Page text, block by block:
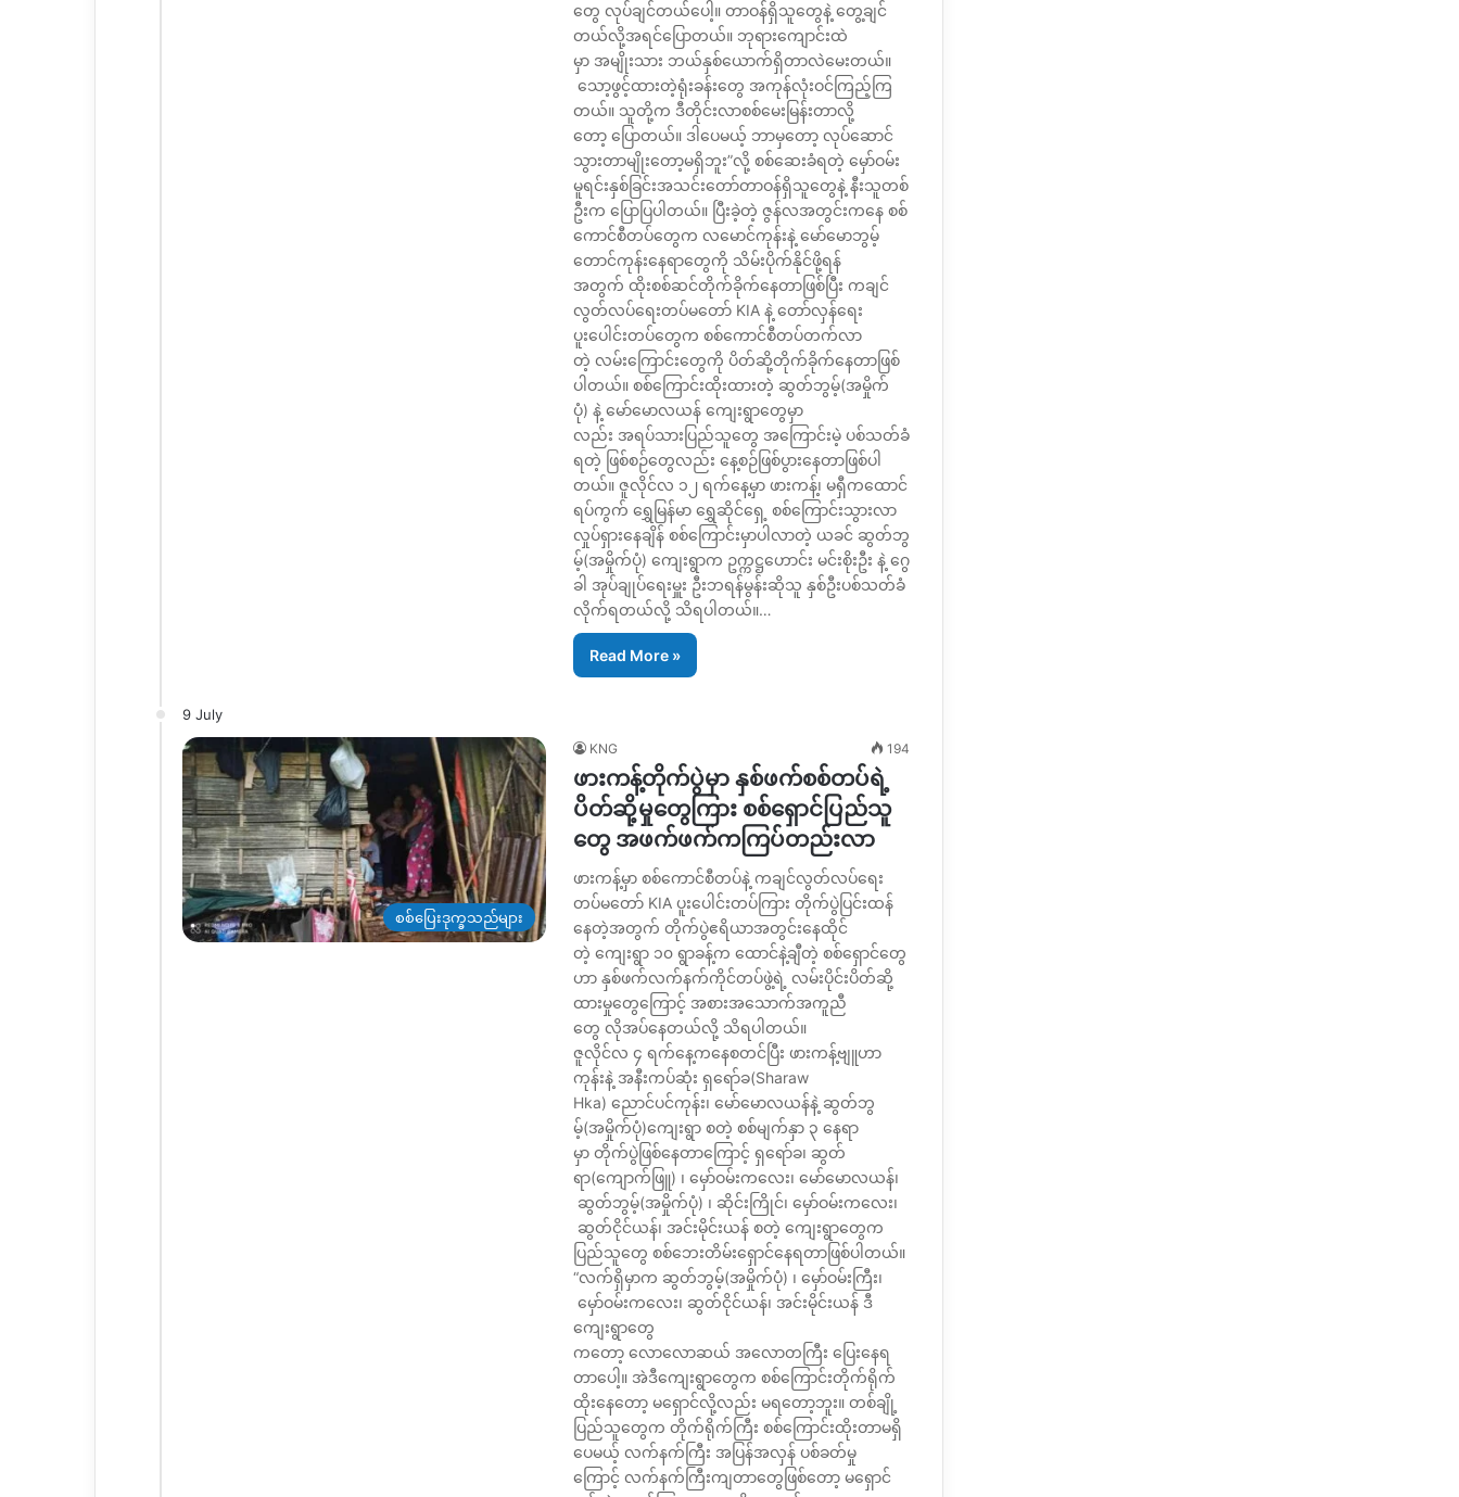
တွေ လုပ်ချင်တယ်ပေါ့။ တာဝန်ရှိသူတွေနဲ့ တွေ့ချင်
တယ်လို့အရင်ပြောတယ်။ ဘုရားကျောင်းထဲ
မှာ အမျိုးသား ဘယ်နှစ်ယောက်ရှိတာလဲမေးတယ်။
သော့ဖွင့်ထားတဲ့ရုံးခန်းတွေ အကုန်လုံးဝင်ကြည့်ကြ
တယ်။ သူတို့က ဒီတိုင်းလာစစ်မေးမြန်းတာလို့
တော့ ပြောတယ်။ ဒါပေမယ့် ဘာမှတော့ လုပ်ဆောင်
သွားတာမျိုးတော့မရှိဘူး”လို့ စစ်ဆေးခံရတဲ့ မှော်ဝမ်း
မူရင်းနှစ်ခြင်းအသင်းတော်တာဝန်ရှိသူတွေနဲ့ နီးသူတစ်
ဦးက ပြောပြပါတယ်။ ပြီးခဲ့တဲ့ ဇွန်လအတွင်းကနေ စစ်
ကောင်စီတပ်တွေက လမောင်ကုန်းနဲ့ မော်မောဘွမ့်
တောင်ကုန်းနေရာတွေကို သိမ်းပိုက်နိုင်ဖို့ရန်
အတွက် ထိုးစစ်ဆင်တိုက်ခိုက်နေတာဖြစ်ပြီး ကချင်
လွတ်လပ်ရေးတပ်မတော် KIA နဲ့ တော်လှန်ရေး
ပူးပေါင်းတပ်တွေက စစ်ကောင်စီတပ်တက်လာ
တဲ့ လမ်းကြောင်းတွေကို ပိတ်ဆို့တိုက်ခိုက်နေတာဖြစ်
ပါတယ်။ စစ်ကြောင်းထိုးထားတဲ့ ဆွတ်ဘွမ့်(အမှိုက်
ပုံ) နဲ့ မော်မောလယန် ကျေးရွာတွေမှာ
လည်း အရပ်သားပြည်သူတွေ အကြောင်းမဲ့ ပစ်သတ်ခံ
ရတဲ့ ဖြစ်စဉ်တွေလည်း နေ့စဉ်ဖြစ်ပွားနေတာဖြစ်ပါ
တယ်။ ဇူလိုင်လ ၁၂ ရက်နေ့မှာ ဖားကန့်၊ မရှီကထောင်
ရပ်ကွက် ရွှေမြန်မာ ရွှေဆိုင်ရှေ့ စစ်ကြောင်းသွားလာ
လှုပ်ရှားနေချိန် စစ်ကြောင်းမှာပါလာတဲ့ ယခင် ဆွတ်ဘွ
မ့်(အမှိုက်ပုံ) ကျေးရွာက ဥက္ကဋ္ဌဟောင်း မင်းစိုးဦး နဲ့ ဂွေ
ခါ အုပ်ချုပ်ရေးမှူး ဦးဘရန်မွန်းဆိုသူ နှစ်ဦးပစ်သတ်ခံ
လိုက်ရတယ်လို့ သိရပါတယ်။…
Read More »
9 July
စစ်ပြေးဒုက္ခသည်များ
KNG 194
ဖားကန့်တိုက်ပွဲမှာ နှစ်ဖက်စစ်တပ်ရဲ့
ပိတ်ဆို့မှုတွေကြား စစ်ရှောင်ပြည်သူ
တွေ အဖက်ဖက်ကကြပ်တည်းလာ
ဖားကန့်မှာ စစ်ကောင်စီတပ်နဲ့ ကချင်လွတ်လပ်ရေး
တပ်မတော် KIA ပူးပေါင်းတပ်ကြား တိုက်ပွဲပြင်းထန်
နေတဲ့အတွက် တိုက်ပွဲဧရိယာအတွင်းနေထိုင်
တဲ့ ကျေးရွာ ၁၀ ရွာခန့်က ထောင်နဲ့ချီတဲ့ စစ်ရှောင်တွေ
ဟာ နှစ်ဖက်လက်နက်ကိုင်တပ်ဖွဲ့ရဲ့ လမ်းပိုင်းပိတ်ဆို့
ထားမှုတွေကြောင့် အစားအသောက်အကူညီ
တွေ လိုအပ်နေတယ်လို့ သိရပါတယ်။
ဇူလိုင်လ ၄ ရက်နေ့ကနေစတင်ပြီး ဖားကန့်ဗျူဟာ
ကုန်းနဲ့ အနီးကပ်ဆုံး ရှရော်ခ(Sharaw
Hka) ညောင်ပင်ကုန်း၊ မော်မောလယန်နဲ့ ဆွတ်ဘွ
မ့်(အမှိုက်ပုံ)ကျေးရွာ စတဲ့ စစ်မျက်နှာ ၃ နေရာ
မှာ တိုက်ပွဲဖြစ်နေတာကြောင့် ရှရော်ခ၊ ဆွတ်
ရာ(ကျောက်ဖြူ) ၊ မှော်ဝမ်းကလေး၊ မော်မောလယန်၊
ဆွတ်ဘွမ့်(အမှိုက်ပုံ) ၊ ဆိုင်းကြိုင်၊ မှော်ဝမ်းကလေး၊
ဆွတ်ငိုင်ယန်၊ အင်းမိုင်းယန် စတဲ့ ကျေးရွာတွေက
ပြည်သူတွေ စစ်ဘေးတိမ်းရှောင်နေရတာဖြစ်ပါတယ်။
“လက်ရှိမှာက ဆွတ်ဘွမ့်(အမှိုက်ပုံ) ၊ မှော်ဝမ်းကြီး၊
မှော်ဝမ်းကလေး၊ ဆွတ်ငိုင်ယန်၊ အင်းမိုင်းယန် ဒီ
ကျေးရွာတွေ
ကတော့ လောလောဆယ် အလောတကြီး ပြေးနေရ
တာပေါ့။ အဲဒီကျေးရွာတွေက စစ်ကြောင်းတိုက်ရိုက်
ထိုးနေတော့ မရှောင်လို့လည်း မရတော့ဘူး။ တစ်ချို့
ပြည်သူတွေက တိုက်ရိုက်ကြီး စစ်ကြောင်းထိုးတာမရှိ
ပေမယ့် လက်နက်ကြီး အပြန်အလှန် ပစ်ခတ်မှု
ကြောင့် လက်နက်ကြီးကျတာတွေဖြစ်တော့ မရှောင်